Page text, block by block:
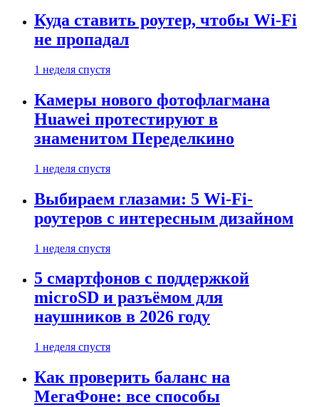
Куда ставить роутер, чтобы Wi-Fi
не пропадал
1 неделя спустя
Камеры нового фотофлагмана
Huawei протестируют в
знаменитом Переделкино
1 неделя спустя
Выбираем глазами: 5 Wi-Fi-
роутеров с интересным дизайном
1 неделя спустя
5 смартфонов с поддержкой
microSD и разъёмом для
наушников в 2026 году
1 неделя спустя
Как проверить баланс на
МегаФоне: все способы